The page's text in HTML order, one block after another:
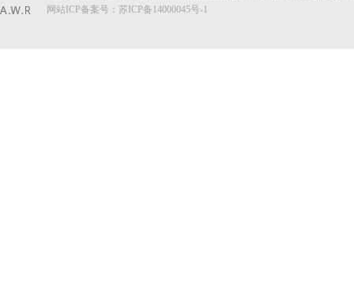
网站ICP备案号： 苏ICP备14000045号-1